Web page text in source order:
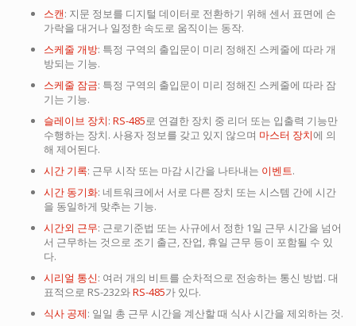
스캔: 지문 정보를 디지털 데이터로 전환하기 위해 센서 표면에 손
가락을 대거나 일정한 속도로 움직이는 동작.
스케줄 개방: 특정 구역의 출입문이 미리 정해진 스케줄에 따라 개
방되는 기능.
스케줄 잠금: 특정 구역의 출입문이 미리 정해진 스케줄에 따라 잠
기는 기능.
슬레이브 장치: RS-485로 연결한 장치 중 리더 또는 입출력 기능만
수행하는 장치. 사용자 정보를 갖고 있지 않으며 마스터 장치에 의
해 제어된다.
시간 기록: 근무 시작 또는 마감 시간을 나타내는 이벤트.
시간 동기화: 네트워크에서 서로 다른 장치 또는 시스템 간에 시간
을 동일하게 맞추는 기능.
시간외 근무: 근로기준법 또는 사규에서 정한 1일 근무 시간을 넘어
서 근무하는 것으로 조기 출근, 잔업, 휴일 근무 등이 포함될 수 있
다.
시리얼 통신: 여러 개의 비트를 순차적으로 전송하는 통신 방법. 대
표적으로 RS-232와RS-485가 있다.
식사 공제: 일일 총 근무 시간을 계산할 때 식사 시간을 제외하는 것.